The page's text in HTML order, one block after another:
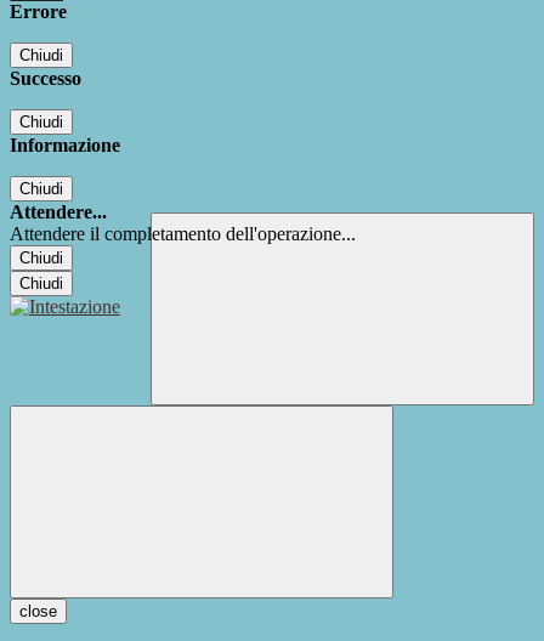
Errore
Chiudi
Successo
Chiudi
Informazione
Chiudi
Attendere...
Attendere il completamento dell'operazione...
Chiudi
Chiudi
close